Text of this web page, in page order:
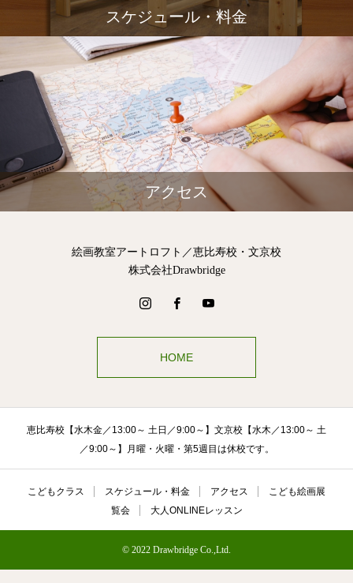
スケジュール・料金
アクセス
絵画教室アートロフト／恵比寿校・文京校
株式会社Drawbridge
HOME
恵比寿校【水木金／13:00～ 土日／9:00～】文京校【水木／13:00～ 土
／9:00～】月曜・火曜・第5週目は休校です。
こどもクラス スケジュール・料金 アクセス
こども絵画展
覧会
大人ONLINEレッスン
© 2022 Drawbridge Co.,Ltd.